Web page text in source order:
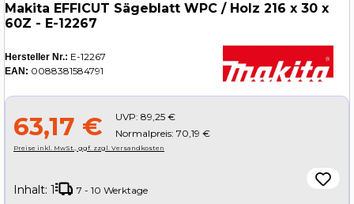
Makita EFFICUT Sägeblatt WPC / Holz 216 x 30 x
60Z - E-12267
Hersteller Nr.: E-12267
EAN: 0088381584791
63,17 € UVP: 89,25 €
Normalpreis: 70,19 €
Preise inkl. MwSt., ggf. zzgl. Versandkosten
Inhalt: 1 7 - 10 Werktage